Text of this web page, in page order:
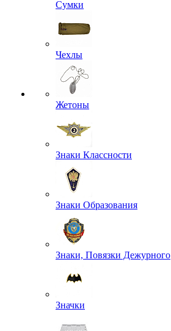
Сумки
Чехлы
Жетоны
Знаки Классности
Знаки Образования
Знаки, Повязки Дежурного
Значки